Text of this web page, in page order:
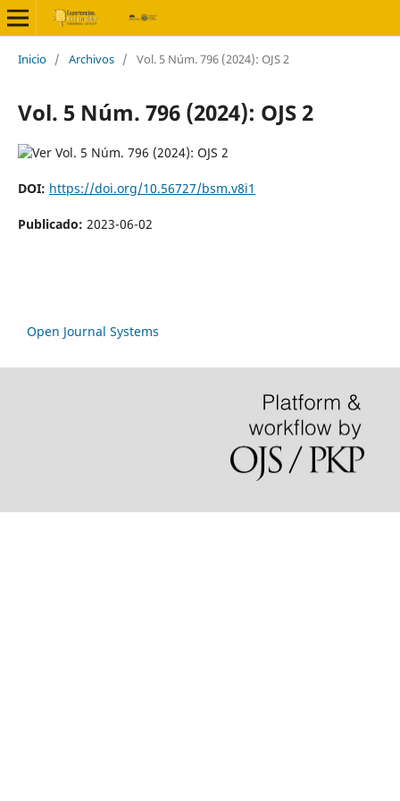
Inicio / Archivos / Vol. 5 Núm. 796 (2024): OJS 2
Vol. 5 Núm. 796 (2024): OJS 2
DOI: https://doi.org/10.56727/bsm.v8i1
Publicado: 2023-06-02
Open Journal Systems